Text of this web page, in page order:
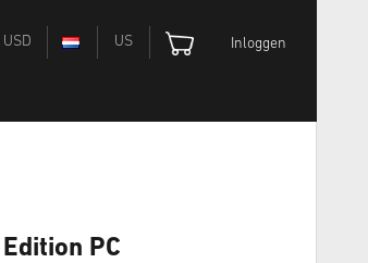
USD US Inloggen
PC